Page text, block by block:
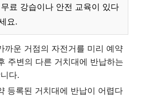
료 강습이나 안전 교육이 있다
요.
까운 거점의 자전거를 미리 예약
주변의 다른 거치대에 반납하는
다.
등록된 거치대에 반납이 어렵다